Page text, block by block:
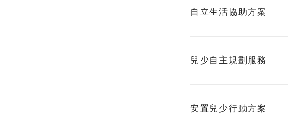
自立生活協助方案
兒少自主規劃服務
安置兒少行動方案